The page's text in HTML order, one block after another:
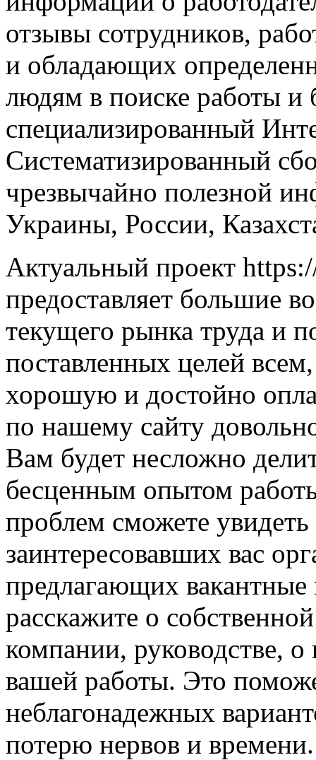
отзывы сотрудников,
и обладающих
людям в поиске работы и
специализированный
Систематизированный
чрезвычайно полезной
Украины, России,
Актуальный проект
предоставляет большие
текущего рынка труда и
поставленных целей
хорошую и достойно
по нашему сайту
Вам будет несложно
бесценным опытом
проблем сможете
заинтересовавших вас
предлагающих вакантные
расскажите о
компании, руководстве,
вашей работы. Это
неблагонадежных
потерю нервов и времени.